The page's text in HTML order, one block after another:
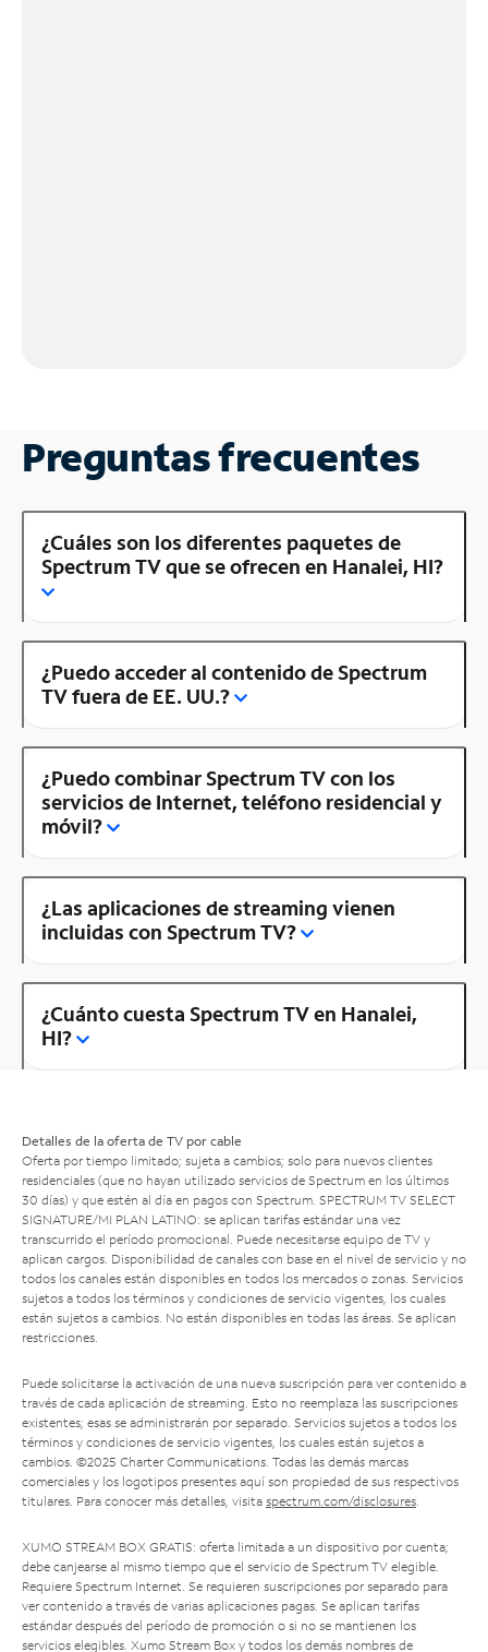
Preguntas frecuentes
¿Cuáles son los diferentes paquetes de
Spectrum TV que se ofrecen en Hanalei, HI?
¿Puedo acceder al contenido de Spectrum
TV fuera de EE. UU.?
¿Puedo combinar Spectrum TV con los
servicios de Internet, teléfono residencial y
móvil?
¿Las aplicaciones de streaming vienen
incluidas con Spectrum TV?
¿Cuánto cuesta Spectrum TV en Hanalei,
HI?
Detalles de la oferta de TV por cable
Oferta por tiempo limitado; sujeta a cambios; solo para nuevos clientes
residenciales (que no hayan utilizado servicios de Spectrum en los últimos
30 días) y que estén al día en pagos con Spectrum. SPECTRUM TV SELECT
SIGNATURE/MI PLAN LATINO: se aplican tarifas estándar una vez
transcurrido el período promocional. Puede necesitarse equipo de TV y
aplican cargos. Disponibilidad de canales con base en el nivel de servicio y no
todos los canales están disponibles en todos los mercados o zonas. Servicios
sujetos a todos los términos y condiciones de servicio vigentes, los cuales
están sujetos a cambios. No están disponibles en todas las áreas. Se aplican
restricciones.
Puede solicitarse la activación de una nueva suscripción para ver contenido a
través de cada aplicación de streaming. Esto no reemplaza las suscripciones
existentes; esas se administrarán por separado. Servicios sujetos a todos los
términos y condiciones de servicio vigentes, los cuales están sujetos a
cambios. ©2025 Charter Communications. Todas las demás marcas
comerciales y los logotipos presentes aquí son propiedad de sus respectivos
titulares. Para conocer más detalles, visita spectrum.com/disclosures.
XUMO STREAM BOX GRATIS: oferta limitada a un dispositivo por cuenta;
debe canjearse al mismo tiempo que el servicio de Spectrum TV elegible.
Requiere Spectrum Internet. Se requieren suscripciones por separado para
ver contenido a través de varias aplicaciones pagas. Se aplican tarifas
estándar después del período de promoción o si no se mantienen los
servicios elegibles. Xumo Stream Box y todos los demás nombres de